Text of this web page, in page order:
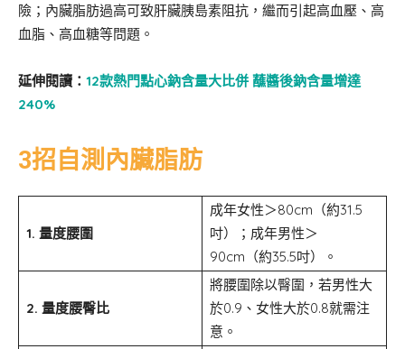
險；內臟脂肪過高可致肝臟胰島素阻抗，繼而引起高血壓、高
血脂、高血糖等問題。
延伸閱讀： 12款熱門點心鈉含量大比併 蘸醬後鈉含量增達
240%
3招自測內臟脂肪
1. 量度腰圍
成年女性＞80cm（約31.5
吋）；成年男性＞
90cm（約35.5吋）。
2. 量度腰臀比
將腰圍除以臀圍，若男性大
於0.9、女性大於0.8就需注
意。